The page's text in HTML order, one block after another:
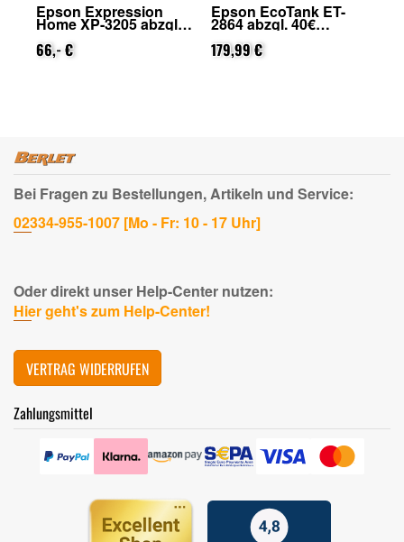
Epson Expression
Home XP-3205 abzgl.
25€ Cashback (von
Epson nach
Registrierung)
66,- €
Epson EcoTank ET-
2864 abzgl. 40€
Cashback (von Epson
nach Registrierung)
179,99 €
Bei Fragen zu Bestellungen, Artikeln und Service:
02334-955-1007 [Mo - Fr: 10 - 17 Uhr]
Oder direkt unser Help-Center nutzen:
Hier geht's zum Help-Center!
VERTRAG WIDERRUFEN
Zahlungsmittel